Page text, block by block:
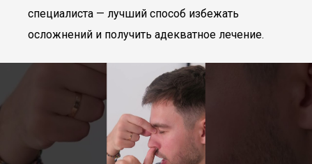
специалиста — лучший способ избежать
осложнений и получить адекватное лечение.